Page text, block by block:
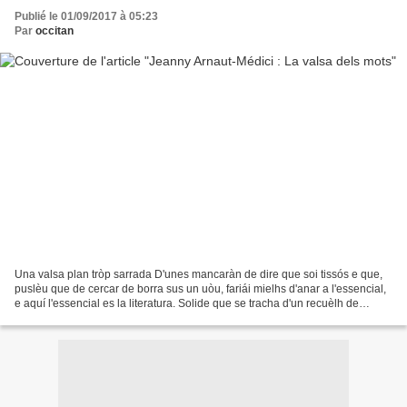
Publié le 01/09/2017 à 05:23
Par occitan
Una valsa plan tròp sarrada D'unes mancaràn de dire que soi tissós e que,
puslèu que de cercar de borra sus un uòu, fariái mielhs d'anar a l'essencial,
e aquí l'essencial es la literatura. Solide que se tracha d'un recuèlh de